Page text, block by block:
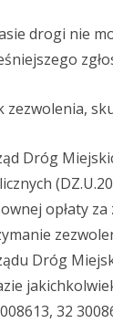
drogi nie
zezwolenia,
Dróg
opłaty
Dróg
32